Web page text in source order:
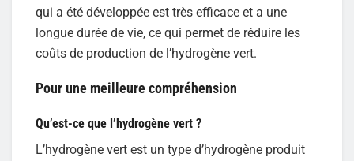
qui a été développée est très efficace et a une
longue durée de vie, ce qui permet de réduire les
coûts de production de l’hydrogène vert.
Pour une meilleure compréhension
Qu’est-ce que l’hydrogène vert ?
L’hydrogène vert est un type d’hydrogène produit